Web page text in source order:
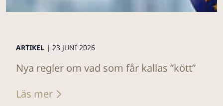
ARTIKEL | 23 JUNI 2026
Nya regler om vad som får kallas ”kött”
Läs mer